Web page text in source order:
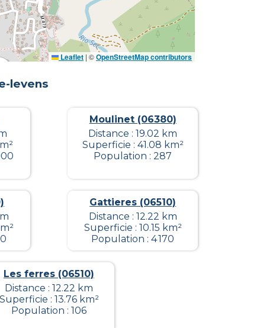
Leaflet | ©OpenStreetMap contributors
levens
Moulinet (06380)
Distance : 19.02 km
Superficie : 41.08 km²
Population : 287
Gattieres (06510)
Distance : 12.22 km
Superficie : 10.15 km²
Population : 4 170
Les ferres (06510)
Distance : 12.22 km
Superficie : 13.76 km²
Population : 106